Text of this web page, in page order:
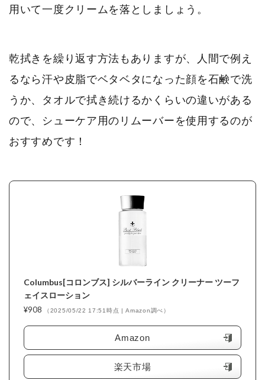
用いて一度クリームを落としましょう。
乾拭きを繰り返す方法もありますが、人間で例え
るなら汗や皮脂でベタベタになった顔を石鹸で洗
うか、タオルで拭き続けるかくらいの違いがある
ので、シューケア用のリムーバーを使用するのが
おすすめです！
Columbus[コロンブス] シルバーライン クリーナー ツーフ
ェイスローション
¥908 （2025/05/22 17:51時点 | Amazon調べ）
Amazon
楽天市場